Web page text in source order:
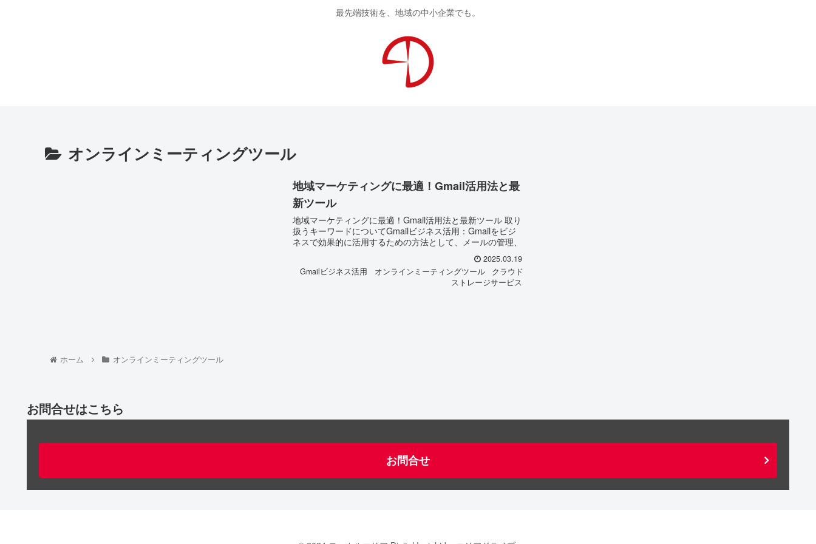
最先端技術を、地域の中小企業でも。
オンラインミーティングツール
地域マーケティングに最適！Gmail活用法と最
新ツール
地域マーケティングに最適！Gmail活用法と最新ツール 取り
扱うキーワードについてGmailビジネス活用：Gmailをビジ
ネスで効果的に活用するための方法として、メールの管理、
2025.03.19
Gmailビジネス活用
オンラインミーティングツール
クラウド
ストレージサービス
ホーム オンラインミーティングツール
お問合せはこちら
お問合せ